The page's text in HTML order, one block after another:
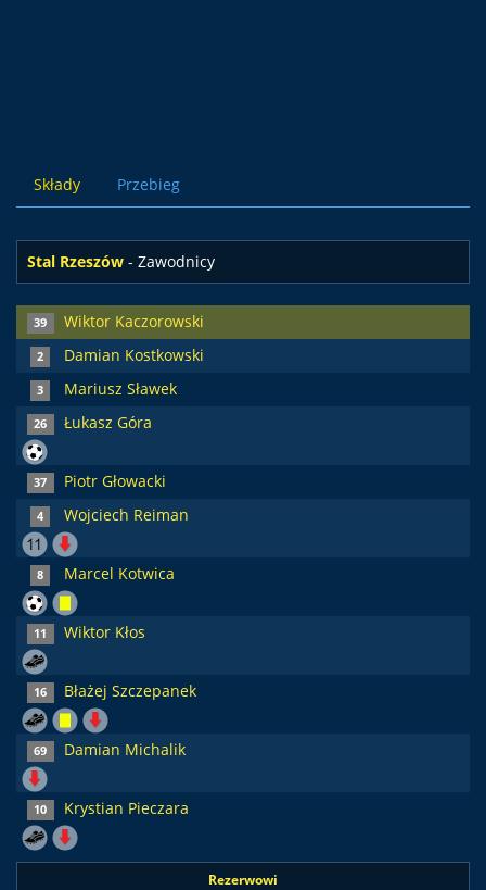
Składy Przebieg
Stal Rzeszów - Zawodnicy
39 Wiktor Kaczorowski
2 Damian Kostkowski
3 Mariusz Sławek
26 Łukasz Góra
37 Piotr Głowacki
4 Wojciech Reiman
8 Marcel Kotwica
11 Wiktor Kłos
16 Błażej Szczepanek
69 Damian Michalik
10 Krystian Pieczara
Rezerwowi